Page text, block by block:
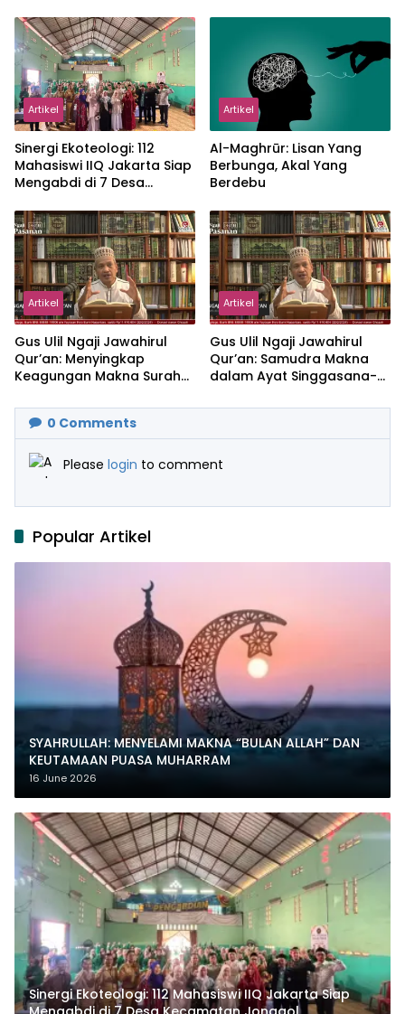
Sukamanah
Artikel
‎Sinergi Ekoteologi: 112
Mahasiswi IIQ Jakarta Siap
Mengabdi di 7 Desa
Artikel
Al-Maghrūr: Lisan Yang
Berbunga, Akal Yang
Berdebu
Artikel
Gus Ulil Ngaji Jawahirul
Qur’an: Menyingkap
Keagungan Makna Surah
Artikel
Gus Ulil Ngaji Jawahirul
Qur’an: Samudra Makna
dalam Ayat Singgasana-
0 Comments
Please login to comment
Popular Artikel
SYAHRULLAH: MENYELAMI MAKNA “BULAN ALLAH” DAN
KEUTAMAAN PUASA MUHARRAM
16 June 2026
‎Sinergi Ekoteologi: 112 Mahasiswi IIQ Jakarta Siap